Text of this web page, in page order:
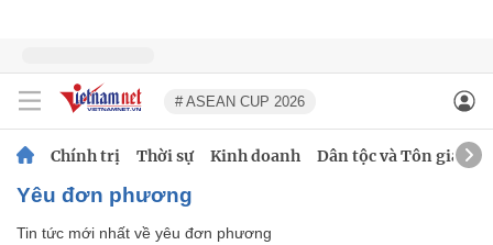
# ASEAN CUP 2026
Chính trị Thời sự Kinh doanh Dân tộc và Tôn giáo
yêu đơn phương
Tin tức mới nhất về yêu đơn phương